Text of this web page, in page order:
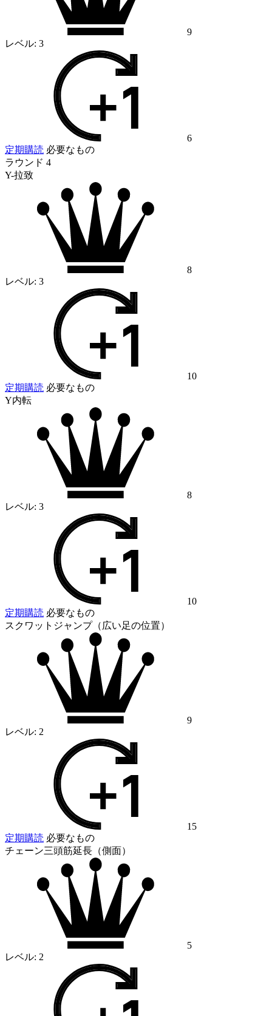
9
レベル: 3
6
定期購読 必要なもの
ラウンド 4
Y-拉致
8
レベル: 3
10
定期購読 必要なもの
Y内転
8
レベル: 3
10
定期購読 必要なもの
スクワットジャンプ（広い足の位置）
9
レベル: 2
15
定期購読 必要なもの
チェーン三頭筋延長（側面）
5
レベル: 2